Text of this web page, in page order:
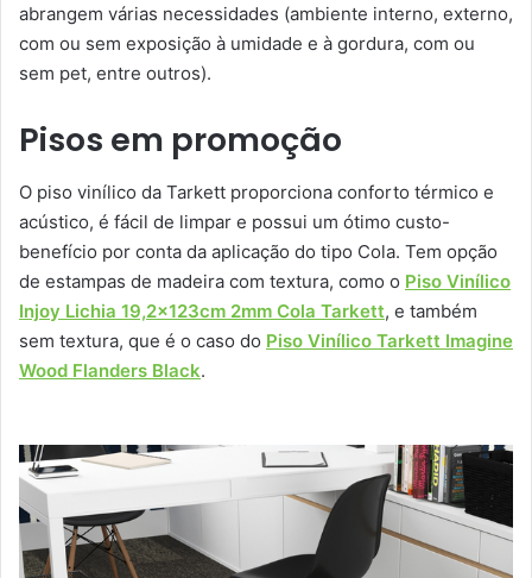
abrangem várias necessidades (ambiente interno, externo,
com ou sem exposição à umidade e à gordura, com ou
sem pet, entre outros).
Pisos em promoção
O piso vinílico da Tarkett proporciona conforto térmico e
acústico, é fácil de limpar e possui um ótimo custo-
benefício por conta da aplicação do tipo Cola. Tem opção
de estampas de madeira com textura, como o Piso Vinílico
Injoy Lichia 19,2x123cm 2mm Cola Tarkett, e também
sem textura, que é o caso do Piso Vinílico Tarkett Imagine
Wood Flanders Black.